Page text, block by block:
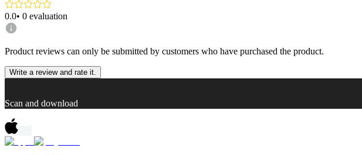
0.0• 0 evaluation
Product reviews can only be submitted by customers who have purchased the product.
Write a review and rate it.
Scan and download